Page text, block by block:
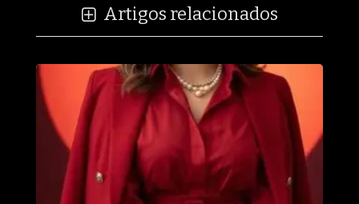
Artigos relacionados